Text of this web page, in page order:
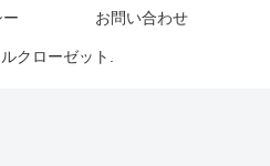
お問い合わせ
クローゼット.